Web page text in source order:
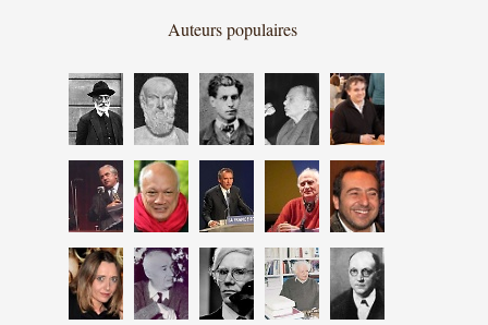
Auteurs populaires